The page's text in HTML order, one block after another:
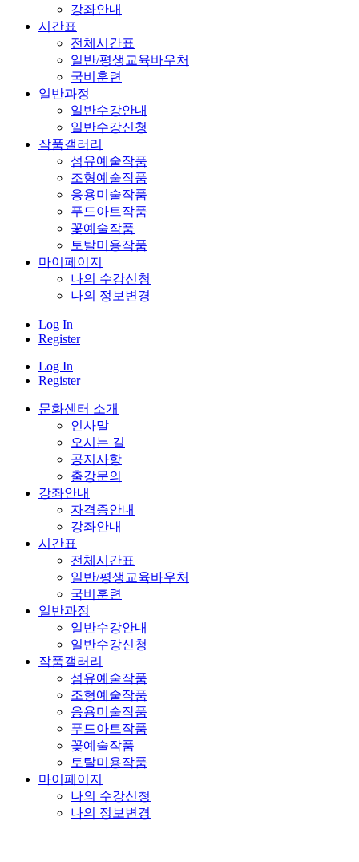
강좌안내
시간표
전체시간표
일반/평생교육바우처
국비훈련
일반과정
일반수강안내
일반수강신청
작품갤러리
섬유예술작품
조형예술작품
응용미술작품
푸드아트작품
꽃예술작품
토탈미용작품
마이페이지
나의 수강신청
나의 정보변경
Log In
Register
Log In
Register
문화센터 소개
인사말
오시는 길
공지사항
출강문의
강좌안내
자격증안내
강좌안내
시간표
전체시간표
일반/평생교육바우처
국비훈련
일반과정
일반수강안내
일반수강신청
작품갤러리
섬유예술작품
조형예술작품
응용미술작품
푸드아트작품
꽃예술작품
토탈미용작품
마이페이지
나의 수강신청
나의 정보변경